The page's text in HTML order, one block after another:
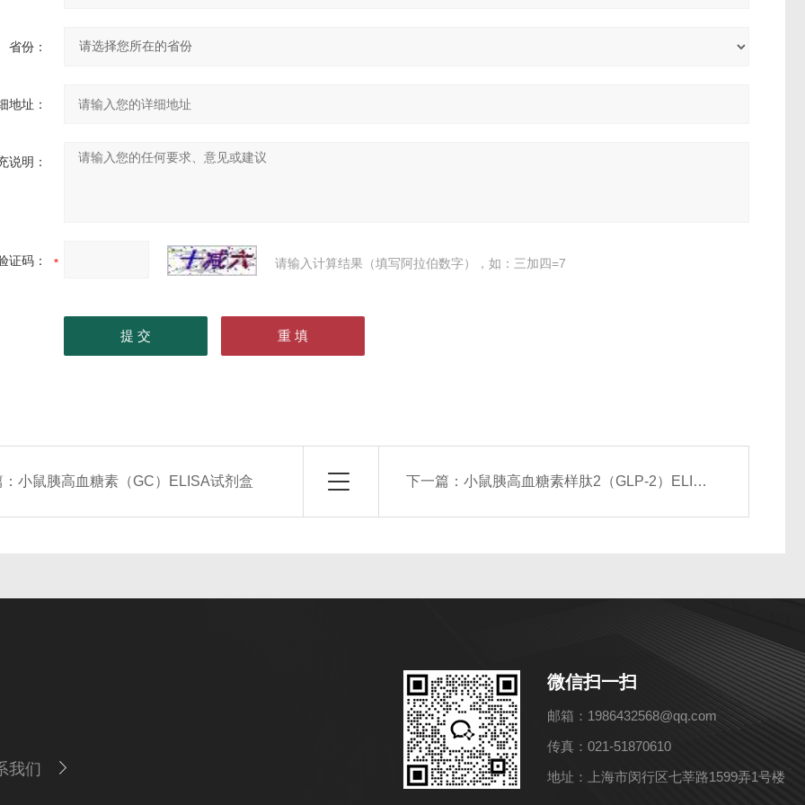
省份：
地址：
说明：
证码： 请输入计算结果（填写阿拉伯数字），如：三加四=7
：小鼠胰高血糖素（GC）ELISA试剂盒 下一篇： 小鼠胰高血糖素样肽2（GLP-2）ELISA试剂盒
我们
微信扫一扫
邮箱：1986432568@qq.com
传真：021-51870610
地址：上海市闵行区七莘路1599弄1号楼